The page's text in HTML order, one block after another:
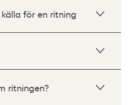
för en ritning
ritningen?